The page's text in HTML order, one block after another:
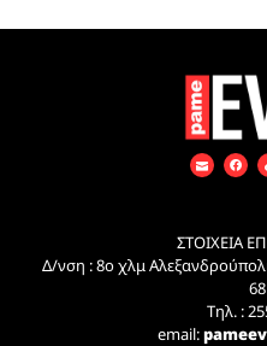
ΣΤΟΙΧΕΙΑ
Δ/νση : 8ο χλμ
Τηλ. :
email: